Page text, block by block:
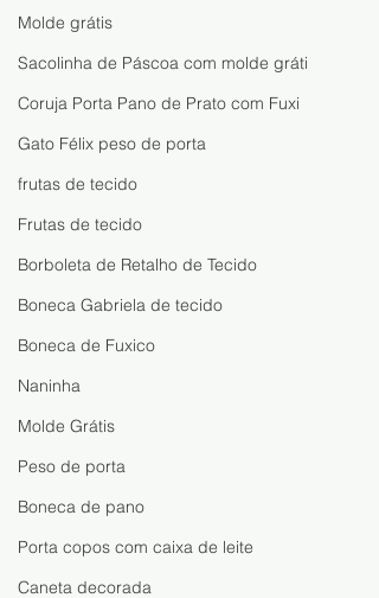
Molde grátis
Sacolinha de Páscoa com molde gráti
Coruja Porta Pano de Prato com Fuxi
Gato Félix peso de porta
frutas de tecido
Frutas de tecido
Borboleta de Retalho de Tecido
Boneca Gabriela de tecido
Boneca de Fuxico
Naninha
Molde Grátis
Peso de porta
Boneca de pano
Porta copos com caixa de leite
Caneta decorada